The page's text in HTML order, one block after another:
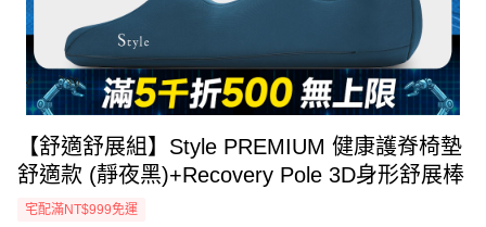
【舒適舒展組】Style PREMIUM 健康護脊椅墊
舒適款 (靜夜黑)+Recovery Pole 3D身形舒展棒
宅配滿NT$999免運